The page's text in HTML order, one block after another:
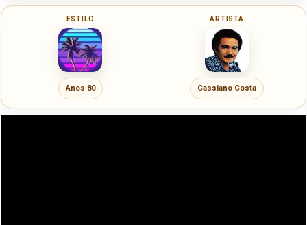
ESTILO
Anos 80
ARTISTA
Cassiano Costa